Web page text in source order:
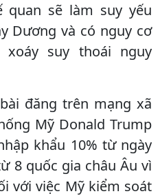
quan sẽ làm suy yếu
Dương và có nguy cơ
suy thoái nguy
đăng trên mạng xã
Mỹ Donald Trump
khẩu 10% từ ngày
8 quốc gia châu Âu vì
với việc Mỹ kiểm soát